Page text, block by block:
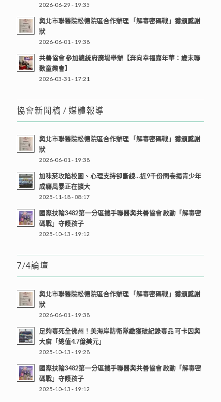
2026-06-29 - 19:35
與北市聯醫院松德院區合作辦理 「解毒密碼戰」獲頒感謝
狀
2026-06-01 - 19:38
共善協會 參加總統府廣場舉辦【奔向幸福嘉年華：歲末聯
歡童樂會】
2026-03-31 - 17:21
協會新聞稿 / 媒體報導
與北市聯醫院松德院區合作辦理 「解毒密碼戰」獲頒感謝
狀
2026-06-01 - 19:38
加味菸攻陷校園、心理支持卻斷線…近9千份問卷揭青少年
成癮風暴正在擴大
2025-11-18 - 08:17
國際扶輪3482第一分區攜手聯醫與共善協會 啟動「解毒密
碼戰」守護孩子
2025-10-13 - 19:12
7/4論壇
與北市聯醫院松德院區合作辦理 「解毒密碼戰」獲頒感謝
狀
2026-06-01 - 19:38
足夠毒死全佛州！美海岸防衛隊繳獲破紀錄毒品 可卡因與
大麻「總值4.7億美元」
2025-10-13 - 19:28
國際扶輪3482第一分區攜手聯醫與共善協會 啟動「解毒密
碼戰」守護孩子
2025-10-13 - 19:12